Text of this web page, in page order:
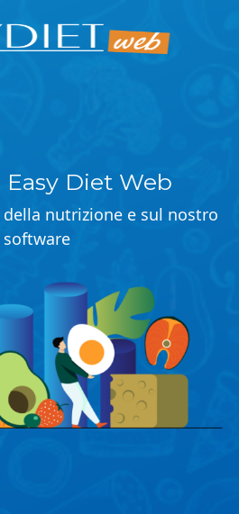
Diet Web
nutrizione e sul nostro
software